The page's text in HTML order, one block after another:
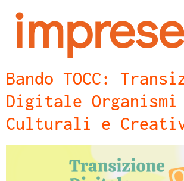
imprese
Bando TOCC:
Digitale Organismi
Culturali e